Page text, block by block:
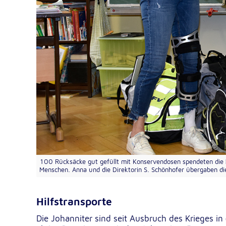
100 Rücksäcke gut gefüllt mit Konservendosen spendeten
Menschen. Anna und die Direktorin S. Schönhofer übergaben
Hilfstransporte
Die Johanniter sind seit Ausbruch des Krieges
Google Tag Manager
Anbieter:
Externe Dienste
Um Inhalte von Videoplattformen und Kartendiensten
anzeigen zu können, werden von diesen externen
Cookies gesetzt.
YouTube
Anbieter: Google LLC
Google Maps